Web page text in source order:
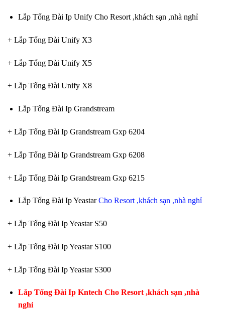
Lắp Tổng Đài Ip Unify Cho Resort ,khách sạn ,nhà nghỉ
+ Lắp Tổng Đài Unify X3
+ Lắp Tổng Đài Unify X5
+ Lắp Tổng Đài Unify X8
Lắp Tổng Đài Ip Grandstream
+ Lắp Tổng Đài Ip Grandstream Gxp 6204
+ Lắp Tổng Đài Ip Grandstream Gxp 6208
+ Lắp Tổng Đài Ip Grandstream Gxp 6215
Lắp Tổng Đài Ip YeastarCho Resort ,khách sạn ,nhà nghỉ
+ Lắp Tổng Đài Ip Yeastar S50
+ Lắp Tổng Đài Ip Yeastar S100
+ Lắp Tổng Đài Ip Yeastar S300
Lắp Tổng Đài Ip Kntech Cho Resort ,khách sạn ,nhà
nghỉ